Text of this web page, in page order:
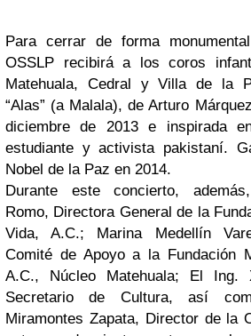
Para cerrar de forma
OSSLP recibirá a los coros
Matehuala, Cedral y Villa de la
“Alas” (a Malala), de Arturo
diciembre de 2013 e inspirada
estudiante y activista pakistaní.
Nobel de la Paz en 2014.
Durante este concierto,
Romo, Directora General de la
Vida, A.C.; Marina Medellín
Comité de Apoyo a la Fundación
A.C., Núcleo Matehuala; El Ing.
Secretario de Cultura, así
Miramontes Zapata, Director de la